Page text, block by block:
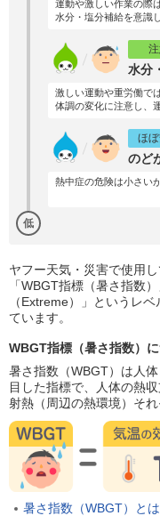
低
運動や激しい作業の際
水分・塩分補給を意識
水分
激しい運動や重労働で
体調の変化に注意し、
ほ
のど
熱中症の危険は小さい
ヤフー天気・災害で使用
「WBGT指標（暑さ指数
（Extreme）」というレ
ています。
WBGT指標（暑さ指数）
暑さ指数（WBGT）は人
目した指標で、人体の熱
射熱（周辺の熱環境）そ
暑さ指数（WBGT）とは